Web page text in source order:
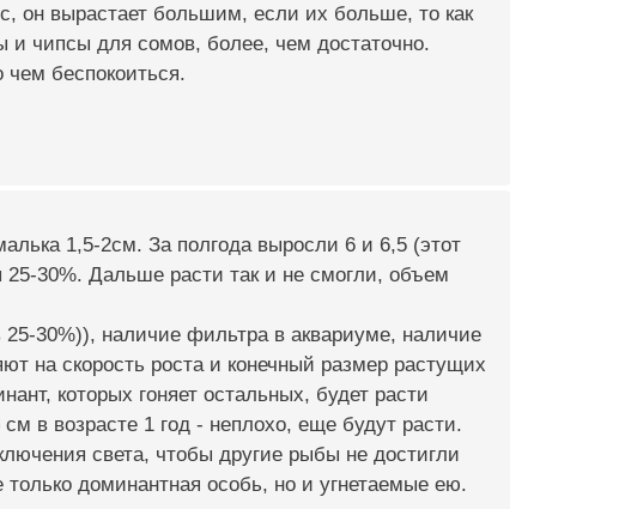
он вырастает большим, если их больше, то как
и чипсы для сомов, более, чем достаточно.
беспокоиться.
1,5-2см. За полгода выросли 6 и 6,5 (этот
30%. Дальше расти так и не смогли, объем
30%)), наличие фильтра в аквариуме, наличие
на скорость роста и конечный размер растущих
которых гоняет остальных, будет расти
в возрасте 1 год - неплохо, еще будут расти.
света, чтобы другие рыбы не достигли
доминантная особь, но и угнетаемые ею.